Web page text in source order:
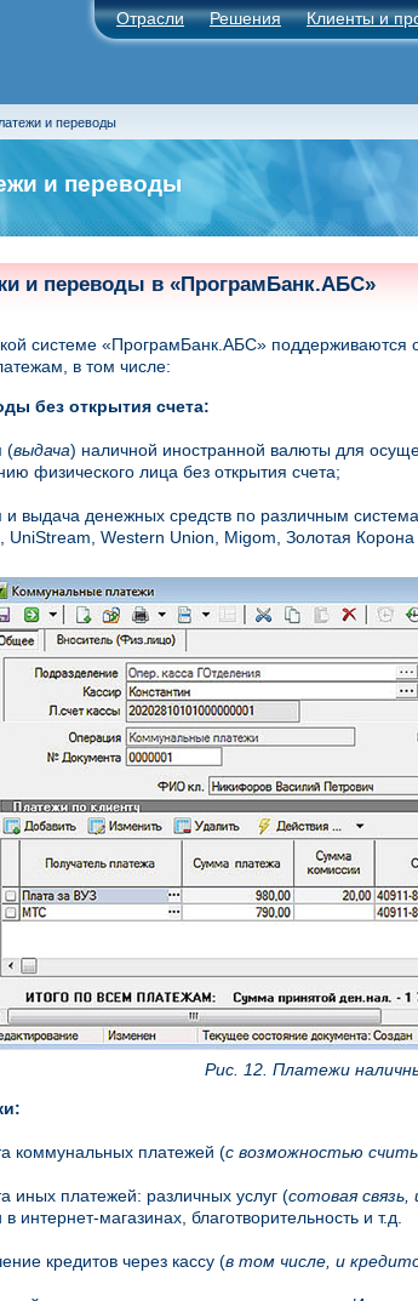
Отрасли Решения Клиенты и
и переводы
и переводы
и переводы в «ПрограмБанк.АБС»
системе «ПрограмБанк.АБС» поддерживаются
в том числе:
без открытия счета:
(выдача) наличной иностранной валюты для
физического лица без открытия счета;
и выдача денежных средств по различным
UniStream, Western Union, Migom, Золотая Корона
Рис. 12. Платежи
коммунальных платежей (с возможностью
иных платежей: различных услуг (сотовая
в интернет-магазинах, благотворительность и т.д.
кредитов через кассу (в том числе, и